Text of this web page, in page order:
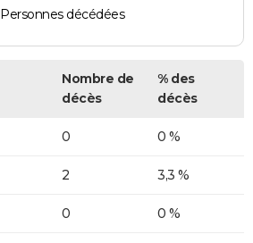
Personnes décédées
Nombre de
décès
% des
décès
0 0 %
2 3,3 %
0 0 %